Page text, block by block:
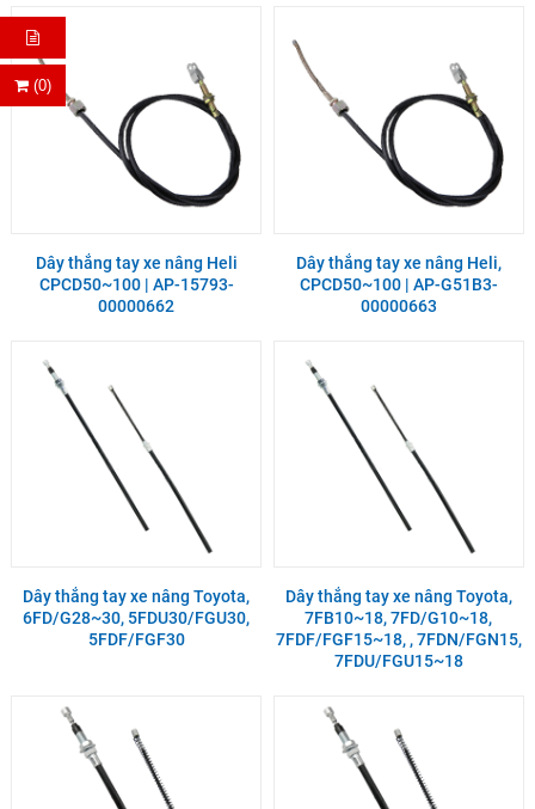
(0)
Dây thắng tay xe nâng Heli
CPCD50~100 | AP-15793-
00000662
Dây thắng tay xe nâng Heli,
CPCD50~100 | AP-G51B3-
00000663
Dây thắng tay xe nâng Toyota,
6FD/G28~30, 5FDU30/FGU30,
5FDF/FGF30
Dây thắng tay xe nâng Toyota,
7FB10~18, 7FD/G10~18,
7FDF/FGF15~18, , 7FDN/FGN15,
7FDU/FGU15~18